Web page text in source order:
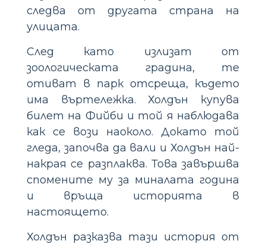
следва от другата страна на
улицата.
След като излизат от
зоологическата градина, те
отиват в парк отсреща, където
има въртележка. Холдън купува
билет на Фийби и той я наблюдава
как се вози наоколо. Докато той
гледа, започва да вали и Холдън най-
накрая се разплаква. Това завършва
спомените му за миналата година
и връща историята в
настоящето.
Холдън разказва тази история от